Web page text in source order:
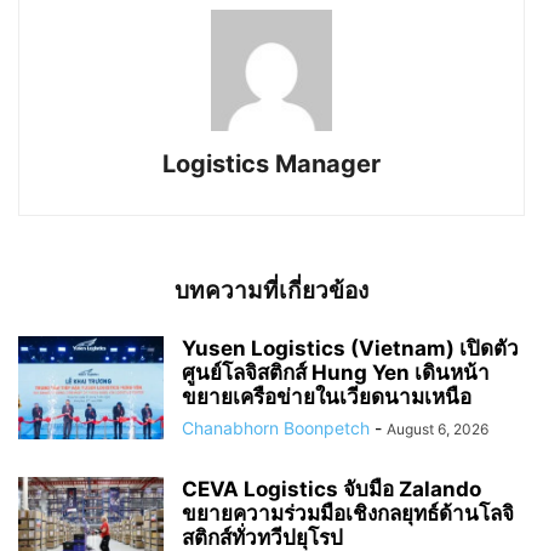
Logistics Manager
บทความที่เกี่ยวข้อง
Yusen Logistics (Vietnam) เปิดตัว
ศูนย์โลจิสติกส์ Hung Yen เดินหน้า
ขยายเครือข่ายในเวียดนามเหนือ
Chanabhorn Boonpetch - August 6, 2026
CEVA Logistics จับมือ Zalando
ขยายความร่วมมือเชิงกลยุทธ์ด้านโลจิ
สติกส์ทั่วทวีปยุโรป